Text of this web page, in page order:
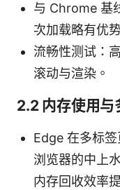
与 Chrome 基
次加载略有优
流畅性测试：
滚动与渲染。
2.2 内存使用与
Edge 在多标
浏览器的中上
内存回收效率